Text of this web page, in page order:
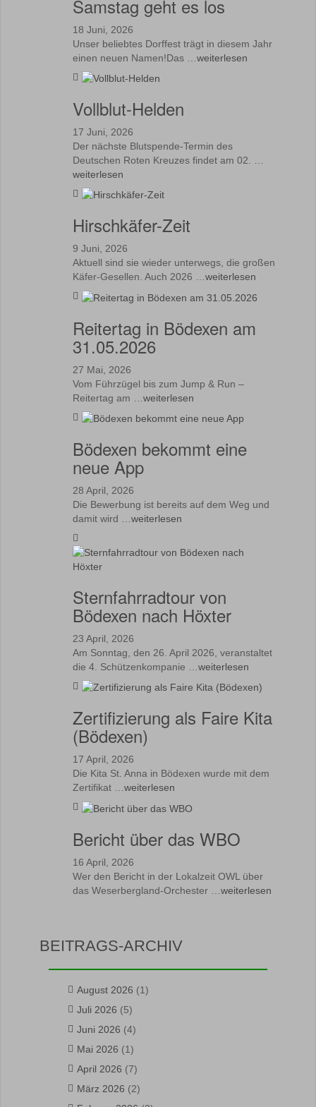
Samstag geht es los
18 Juni, 2026
Unser beliebtes Dorffest trägt in diesem Jahr
einen neuen Namen!Das … weiterlesen
Vollblut-Helden
17 Juni, 2026
Der nächste Blutspende-Termin des
Deutschen Roten Kreuzes findet am 02. …
weiterlesen
Hirschkäfer-Zeit
9 Juni, 2026
Aktuell sind sie wieder unterwegs, die großen
Käfer-Gesellen. Auch 2026 …weiterlesen
Reitertag in Bödexen am
31.05.2026
27 Mai, 2026
Vom Führzügel bis zum Jump & Run –
Reitertag am … weiterlesen
Bödexen bekommt eine
neue App
28 April, 2026
Die Bewerbung ist bereits auf dem Weg und
damit wird … weiterlesen
Sternfahrradtour von
Bödexen nach Höxter
23 April, 2026
Am Sonntag, den 26. April 2026, veranstaltet
die 4. Schützenkompanie … weiterlesen
Zertifizierung als Faire Kita
(Bödexen)
17 April, 2026
Die Kita St. Anna in Bödexen wurde mit dem
Zertifikat …weiterlesen
Bericht über das WBO
16 April, 2026
Wer den Bericht in der Lokalzeit OWL über
das Weserbergland-Orchester … weiterlesen
BEITRAGS-ARCHIV
August 2026 (1)
Juli 2026 (5)
Juni 2026 (4)
Mai 2026 (1)
April 2026 (7)
März 2026 (2)